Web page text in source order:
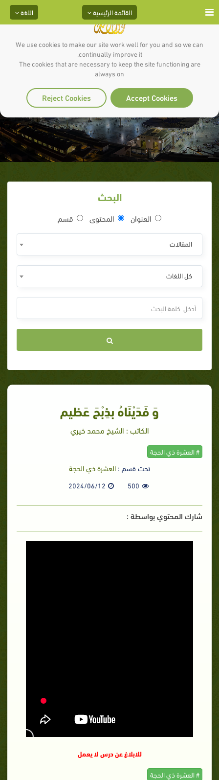
We use cookies to make our site work well for you and so we can
continually improve it.
The cookies that are necessary to keep the site functioning are
always on
Accept Cookies
Reject Cookies
اللغة القائمة الرئيسية
وَ فَدَيْنَاهُ بذِبْحَ عَظيم
البحث
العنوان المحتوى قسم
المقالات
كل اللغات
وَ فَدَيْنَاهُ بذِبْحَ عَظيم
الكاتب : الشيخ محمد خيري
# العشرة ذي الحجة
تحت قسم : العشرة ذي الحجة
500
2024/06/12
شارك المحتوي بواسطة :
للابلاغ عن درس لا يعمل
# العشرة ذي الحجة